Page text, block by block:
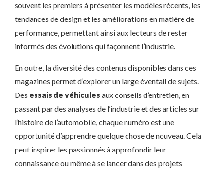
souvent les premiers à présenter les modèles récents, les
tendances de design et les améliorations en matière de
performance, permettant ainsi aux lecteurs de rester
informés des évolutions qui façonnent l’industrie.
En outre, la diversité des contenus disponibles dans ces
magazines permet d’explorer un large éventail de sujets.
Des essais de véhicules aux conseils d’entretien, en
passant par des analyses de l’industrie et des articles sur
l’histoire de l’automobile, chaque numéro est une
opportunité d’apprendre quelque chose de nouveau. Cela
peut inspirer les passionnés à approfondir leur
connaissance ou même à se lancer dans des projets